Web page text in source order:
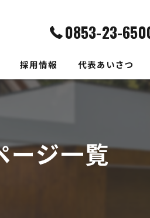
0853-23-
採用情報 代表あいさつ
ージ一覧